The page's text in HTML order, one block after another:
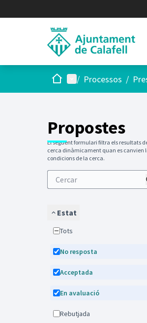
Inici Menú principal
/ Processos /
Propostes
El següent formulari filtra els resultats
cerca dinàmicament quan es canvien
condicions de la cerca.
Estat
Tots
No resposta
Acceptada
En avaluació
Rebutjada